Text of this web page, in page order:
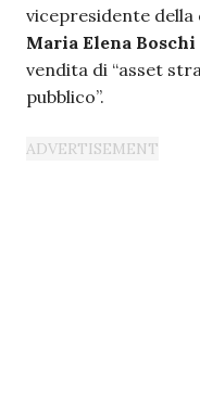
vicepresidente della
Maria Elena Boschi
vendita di “asset
pubblico”.